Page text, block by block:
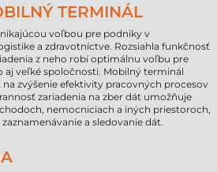
TERMINÁL
voľbou pre podniky v
a zdravotníctve. Rozsiahla funkčnosť
z neho robí optimálnu voľbu pre
aj veľké spoločnosti. Mobilný terminál
na zvýšenie efektivity pracovných procesov
zariadenia na zber dát umožňuje
nemocniciach a iných priestoroch,
a sledovanie dát.